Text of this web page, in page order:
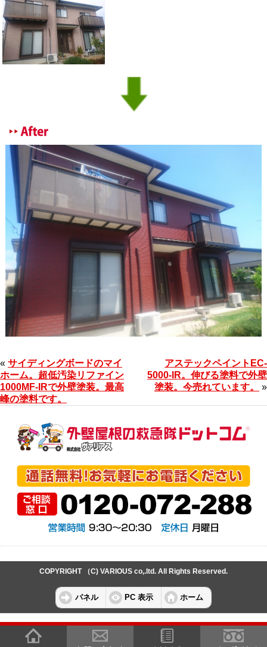
« サイディングボードのマイ
ホーム。超低汚染リファイン
1000MF-IRで外壁塗装。最高
峰の塗料です。
アステックペイントEC-
5000-IR。伸びる塗料で外壁
塗装。今売れています。
»
COPYRIGHT （C) VARIOUS co,.ltd. All Rights Reserved.
パネル PC 表示 ホーム